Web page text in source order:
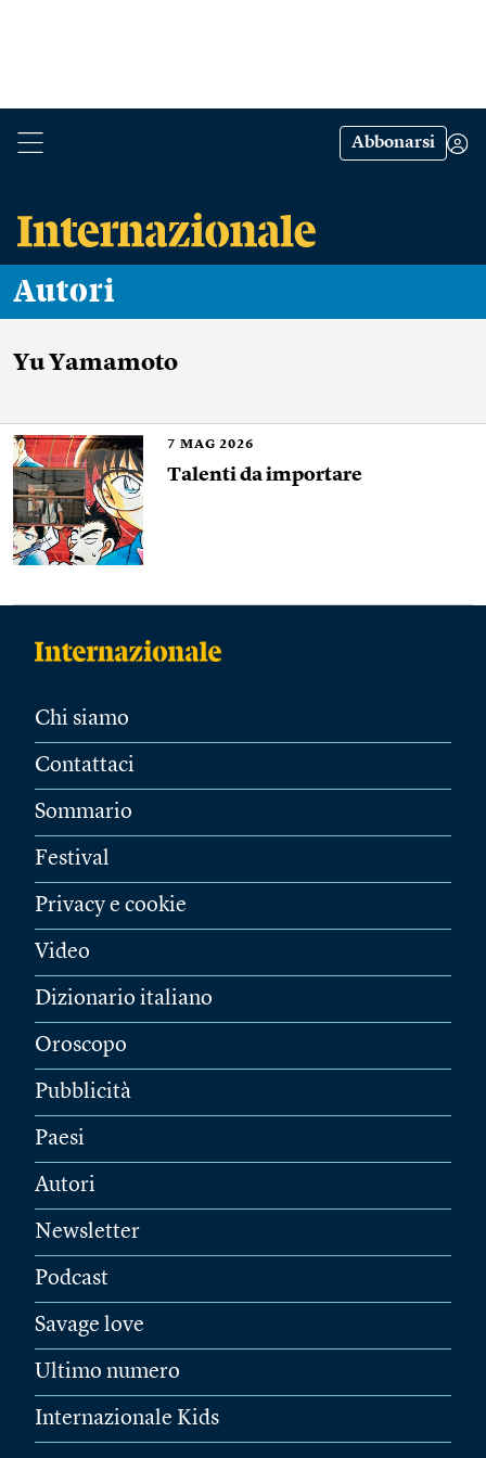
Abbonarsi
Autori
Yu Yamamoto
7 MAG 2026
Talenti da importare
Chi siamo
Contattaci
Sommario
Festival
Privacy e cookie
Video
Dizionario italiano
Oroscopo
Pubblicità
Paesi
Autori
Newsletter
Podcast
Savage love
Ultimo numero
Internazionale Kids